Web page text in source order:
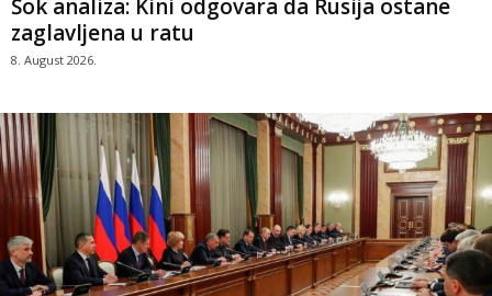
Šok analiza: Kini odgovara da Rusija ostane
zaglavljena u ratu
8. August 2026.